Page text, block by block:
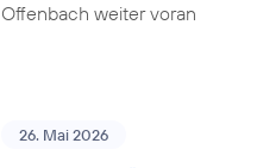
Offenbach weiter voran
26. Mai 2026